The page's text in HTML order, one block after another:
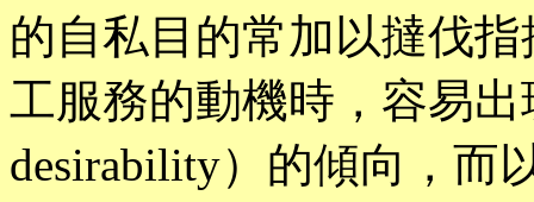
的自私目的常加以撻伐
工服務的動機時，容易
desirability）的傾向，而